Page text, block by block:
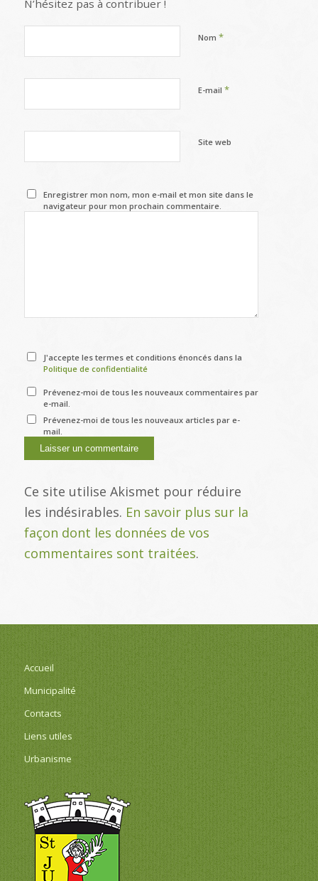
N’hésitez pas à contribuer !
Nom *
E-mail *
Site web
Enregistrer mon nom, mon e-mail et mon site dans le
navigateur pour mon prochain commentaire.
J'accepte les termes et conditions énoncés dans la
Politique de confidentialité
Prévenez-moi de tous les nouveaux commentaires par
e-mail.
Prévenez-moi de tous les nouveaux articles par e-
mail.
Ce site utilise Akismet pour réduire
les indésirables. En savoir plus sur la
façon dont les données de vos
commentaires sont traitées.
Accueil
Municipalité
Contacts
Liens utiles
Urbanisme